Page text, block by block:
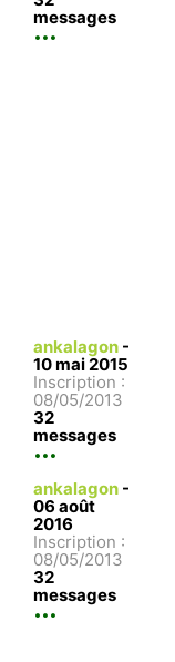
messages
ankalagon -
10 mai 2015
Inscription :
08/05/2013
32
messages
ankalagon -
06 août
2016
Inscription :
08/05/2013
32
messages